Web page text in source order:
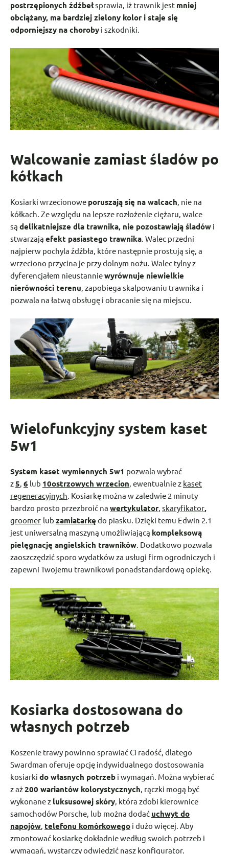
postrzępionych źdźbełsprawia, iż trawnik jest mniej
obciążany, ma bardziej zielony kolor i staje się
odporniejszy na choroby i szkodniki.
Walcowanie zamiast śladów po
kółkach
Kosiarki wrzecionowe poruszają się na walcach , nie na
kółkach. Ze względu na lepsze rozłożenie ciężaru, walce
są delikatniejsze dla trawnika, nie pozostawiają śladów i
stwarzają efekt pasiastego trawnika . Walec przedni
najpierw pochyla źdźbła, które następnie prostują się, a
wrzeciono przycina je przy dolnym nożu. Walec tylny z
dyferencjałem nieustanniewyrównuje niewielkie
nierówności terenu , zapobiega skalpowaniu trawnika i
pozwala na łatwą obsługę i obracanie się na miejscu.
Wielofunkcyjny system kaset
5w1
System kaset wymiennych 5w1 pozwala wybrać
z5, 6 lub 10ostrzowych wrzecion, ewentualnie z kaset
regeneracyjnych. Kosiarkę można w zaledwie 2 minuty
bardzo prosto przezbroić na wertykulator, skaryfikator,
groomer lub zamiatarkę do piasku. Dzięki temu Edwin 2.1
jest uniwersalną maszyną umożliwiającą kompleksową
pielęgnację angielskich trawników. Dodatkowo pozwala
zaoszczędzić sporo wydatków za usługi firm ogrodniczych i
zapewni Twojemu trawnikowi ponadstandardową opiekę.
Kosiarka dostosowana do
własnych potrzeb
Koszenie trawy powinno sprawiać Ci radość, dlatego
Swardman oferuje opcję indywidualnego dostosowania
kosiarki do własnych potrzeb i wymagań. Można wybierać
z aż200 wariantów kolorystycznych , rączki mogą być
wykonane z luksusowej skóry , która zdobi kierownice
samochodów Porsche, lub można dodać uchwyt do
napojów telefonu komórkowego i dużo więcej. Aby
zmontować kosiarkę dokładnie według swoich potrzeb i
wymagań, wystarczy odwiedzić nasz konfigurator.